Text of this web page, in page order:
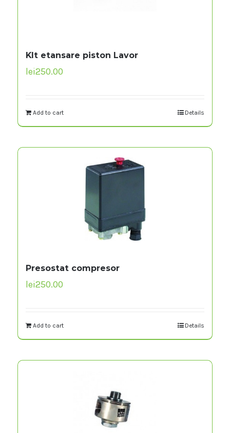
KIt etansare piston Lavor
lei250.00
Add to cart Details
Presostat compresor
lei250.00
Add to cart Details